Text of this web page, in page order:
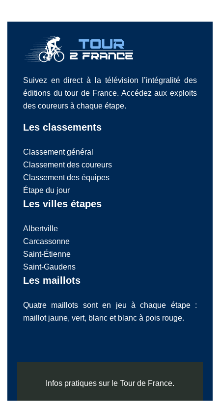
Suivez en direct à la télévision l’intégralité des
éditions du tour de France. Accédez aux exploits
des coureurs à chaque étape.
Les classements
Classement général
Classement des coureurs
Classement des équipes
Étape du jour
Les villes étapes
Albertville
Carcassonne
Saint-Étienne
Saint-Gaudens
Les maillots
Quatre maillots sont en jeu à chaque étape :
maillot jaune, vert, blanc et blanc à pois rouge.
Infos pratiques sur le Tour de France.